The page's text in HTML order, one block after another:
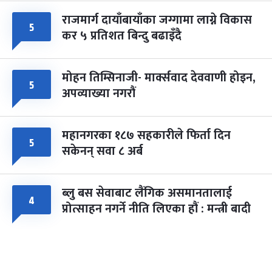
५ राजमार्ग दायाँबायाँका जग्गामा लाग्ने विकास
कर ५ प्रतिशत बिन्दु बढाइँदै
५ मोहन तिम्सिनाजी- मार्क्सवाद देववाणी होइन,
अपव्याख्या नगरौं
५ महानगरका १८७ सहकारीले फिर्ता दिन
सकेनन् सवा ८ अर्ब
४ ब्लु बस सेवाबाट लैंगिक असमानतालाई
प्रोत्साहन नगर्ने नीति लिएका हौं : मन्त्री बादी